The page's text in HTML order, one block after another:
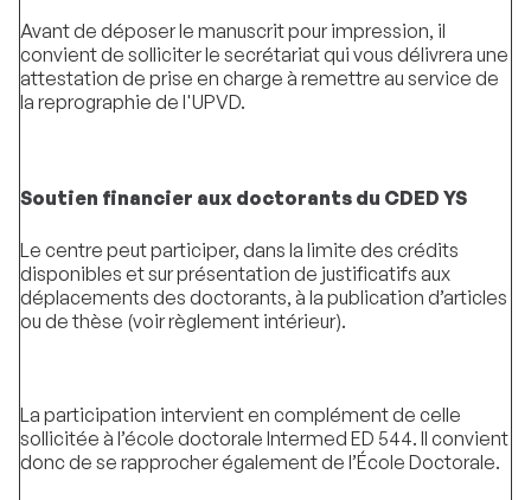
Avant de déposer le manuscrit pour impression, il
convient de solliciter le secrétariat qui vous délivrera une
attestation de prise en charge à remettre au service de
la reprographie de l'UPVD.
Soutien financier aux doctorants du CDED YS
Le centre peut participer, dans la limite des crédits
disponibles et sur présentation de justificatifs aux
déplacements des doctorants, à la publication d’articles
ou de thèse (voir règlement intérieur).
La participation intervient en complément de celle
sollicitée à l’école doctorale Intermed ED 544. Il convient
donc de se rapprocher également de l’École Doctorale.